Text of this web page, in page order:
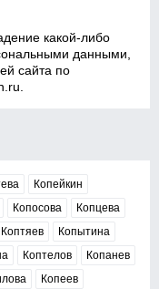
какой‑либо
данными,
сайта по
Копейкин
Копосова
Копцева
Коптяев
Копытина
Коптелов
Копанев
Копеев